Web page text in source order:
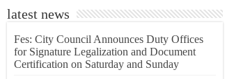
latest news
Fes: City Council Announces Duty Offices
for Signature Legalization and Document
Certification on Saturday and Sunday